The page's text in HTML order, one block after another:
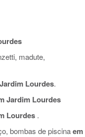
madute,
Lourdes.
Jardim Lourdes
Lourdes .
bombas de piscinaem